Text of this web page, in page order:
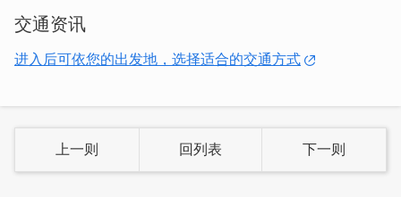
交通资讯
进入后可依您的出发地，选择适合的交通方式
上一则 回列表 下一则